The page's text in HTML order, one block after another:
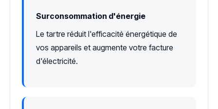
Surconsommation d'énergie
Le tartre réduit l'efficacité énergétique de
vos appareils et augmente votre facture
d'électricité.